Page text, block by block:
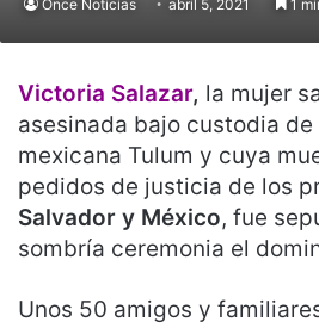
Once Noticias abril 5, 2021 1
Victoria Salazar, la mujer
asesinada bajo custodia
mexicana Tulum y cuya
pedidos de justicia de los
Salvador y México, fue
sombría ceremonia el
Unos 50 amigos y